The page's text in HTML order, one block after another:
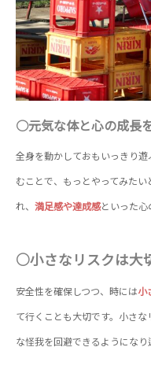
○元気な体と心の成長
全身を動かしておもいっきり
むことで、もっとやってみたい
れ、 満足感や達成感といった心
○小さなリスクは大
安全性を確保しつつ、時には小
て行くことも大切です。小さ
な怪我を回避できるようになり